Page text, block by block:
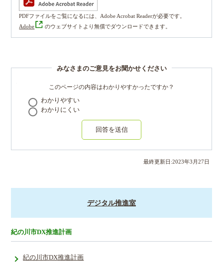
PDFファイルをご覧になるには、Adobe Acrobat Readerが必要です。
Adobe
のウェブサイトより無償でダウンロードできます。
みなさまのご意見をお聞かせください
このページの内容はわかりやすかったですか？
わかりやすい
わかりにくい
回答を送信
最終更新日:2023年3 月 27日
デジタル推進室
紀の川市DX推進計画
紀の川市DX推進計画